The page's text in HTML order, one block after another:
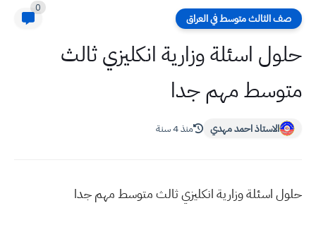
صف الثالث متوسط في العراق
0
حلول اسئلة وزارية انكليزي ثالث
متوسط مهم جدا
الاستاذ احمد مهدي منذ 4 سنة
حلول اسئلة وزارية انكليزي ثالث متوسط مهم جدا